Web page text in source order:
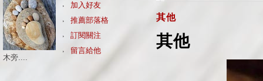
其他
其他
加入好友
推薦部落格
訂閱關注
留言給他
木旁....